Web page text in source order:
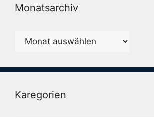
Monatsarchiv
Monatsarchiv
Karegorien